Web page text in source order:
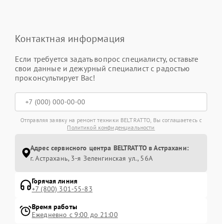
Контактная информация
Если требуется задать вопрос специалисту, оставьте
свои данные и дежурный специалист с радостью
проконсультирует Вас!
Отправляя заявку на ремонт техники BELTRATTO, Вы соглашаетесь с
Политикой конфиденциальности
Адрес сервисного центра BELTRATTO в Астрахани:
г. Астрахань, 3-я Зеленгинская ул., 56А
Горячая линия
+7 (800) 301-55-83
Время работы
Ежедневно с 9:00 до 21:00